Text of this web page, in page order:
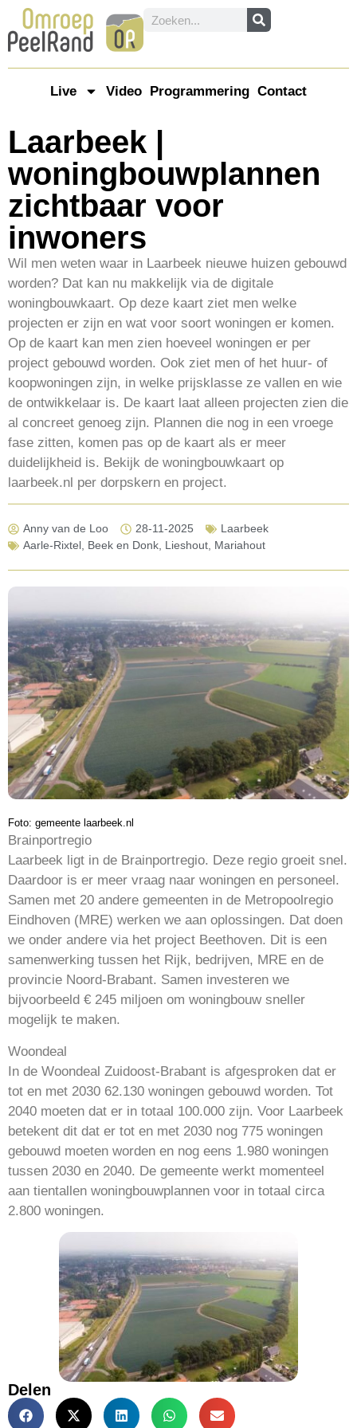
Live Video Programmering Contact
Laarbeek |
woningbouwplannen
zichtbaar voor
inwoners
Wil men weten waar in Laarbeek nieuwe huizen gebouwd
worden? Dat kan nu makkelijk via de digitale
woningbouwkaart. Op deze kaart ziet men welke
projecten er zijn en wat voor soort woningen er komen.
Op de kaart kan men zien hoeveel woningen er per
project gebouwd worden. Ook ziet men of het huur- of
koopwoningen zijn, in welke prijsklasse ze vallen en wie
de ontwikkelaar is. De kaart laat alleen projecten zien die
al concreet genoeg zijn. Plannen die nog in een vroege
fase zitten, komen pas op de kaart als er meer
duidelijkheid is. Bekijk de woningbouwkaart op
laarbeek.nl per dorpskern en project.
Anny van de Loo 28-11-2025
Laarbeek
Aarle-Rixtel, Beek en Donk, Lieshout, Mariahout
Foto: gemeente laarbeek.nl
Brainportregio
Laarbeek ligt in de Brainportregio. Deze regio groeit snel.
Daardoor is er meer vraag naar woningen en personeel.
Samen met 20 andere gemeenten in de Metropoolregio
Eindhoven (MRE) werken we aan oplossingen. Dat doen
we onder andere via het project Beethoven. Dit is een
samenwerking tussen het Rijk, bedrijven, MRE en de
provincie Noord-Brabant. Samen investeren we
bijvoorbeeld € 245 miljoen om woningbouw sneller
mogelijk te maken.
Woondeal
In de Woondeal Zuidoost-Brabant is afgesproken dat er
tot en met 2030 62.130 woningen gebouwd worden. Tot
2040 moeten dat er in totaal 100.000 zijn. Voor Laarbeek
betekent dit dat er tot en met 2030 nog 775 woningen
gebouwd moeten worden en nog eens 1.980 woningen
tussen 2030 en 2040. De gemeente werkt momenteel
aan tientallen woningbouwplannen voor in totaal circa
2.800 woningen.
Delen